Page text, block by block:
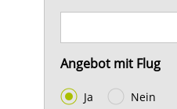
Angebot mit Flug
Ja Nein